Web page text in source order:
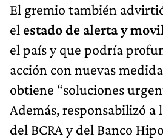
El gremio también
el estado de alerta y
el país y que podría
acción con nuevas
obtiene “soluciones
Además, responsabilizó a
del BCRA y del Banco